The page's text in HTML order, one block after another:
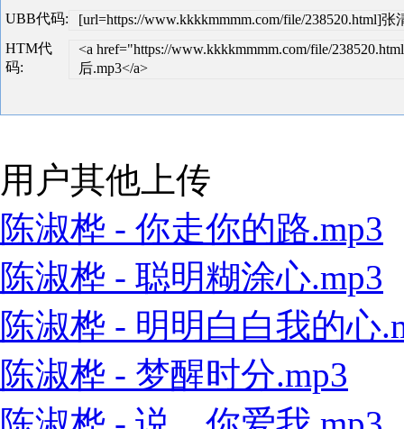
UBB代码:
[url=https://www.kkkkmmmm.com/file/238520.html]
HTM代
码:
<a href="https://www.kkkkmmmm.com/file/
后.mp3</a>
用户其他上传
陈淑桦 - 你走你的路.mp3
陈淑桦 - 聪明糊涂心.mp3
陈淑桦 - 明明白白我的心
陈淑桦 - 梦醒时分.mp3